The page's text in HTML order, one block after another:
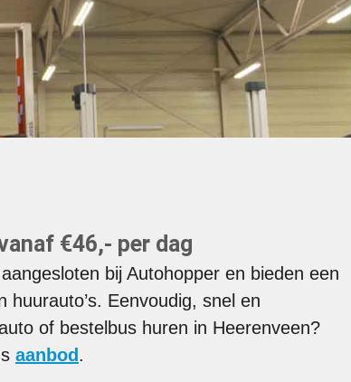
€46,- per dag
bij Autohopper en bieden een
huurauto’s. Eenvoudig, snel en
of bestelbus huren in Heerenveen?
aanbod.